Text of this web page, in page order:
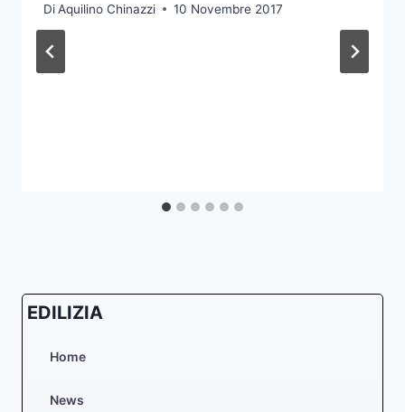
DiAquilino Chinazzi 10 Novembre 2017
EDILIZIA
Home
News